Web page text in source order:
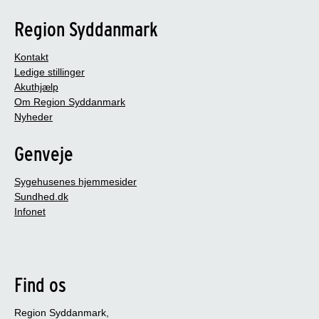
Region Syddanmark
Kontakt
Ledige stillinger
Akuthjælp
Om Region Syddanmark
Nyheder
Genveje
Sygehusenes hjemmesider
Sundhed.dk
Infonet
Find os
Region Syddanmark,